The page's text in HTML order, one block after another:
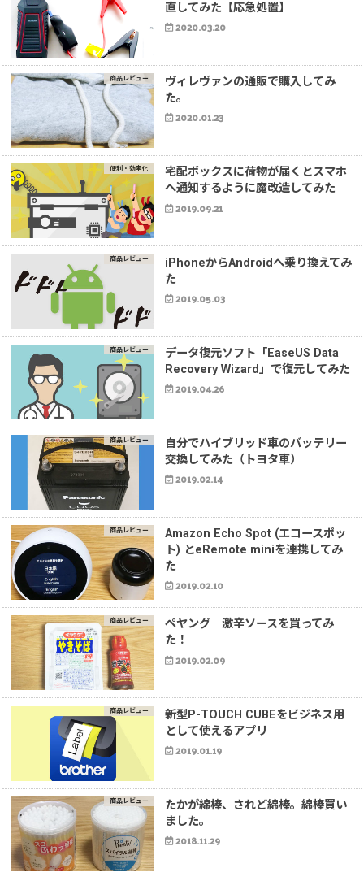
直してみた【応急処置】
2020.03.20
商品レビュー
ヴィレヴァンの通販で購入してみ
た。
2020.01.23
便利・効率化
宅配ボックスに荷物が届くとスマホ
へ通知するように魔改造してみた
2019.09.21
商品レビュー
iPhoneからAndroidへ乗り換えてみ
た
2019.05.03
商品レビュー
データ復元ソフト「EaseUS Data
Recovery Wizard」で復元してみた
2019.04.26
商品レビュー
自分でハイブリッド車のバッテリー
交換してみた（トヨタ車）
2019.02.14
商品レビュー
Amazon Echo Spot (エコースポッ
ト) とeRemote miniを連携してみ
た
2019.02.10
商品レビュー
ペヤング 激辛ソースを買ってみ
た！
2019.02.09
商品レビュー
新型P-TOUCH CUBEをビジネス用
として使えるアプリ
2019.01.19
商品レビュー
たかが綿棒、されど綿棒。綿棒買い
ました。
2018.11.29